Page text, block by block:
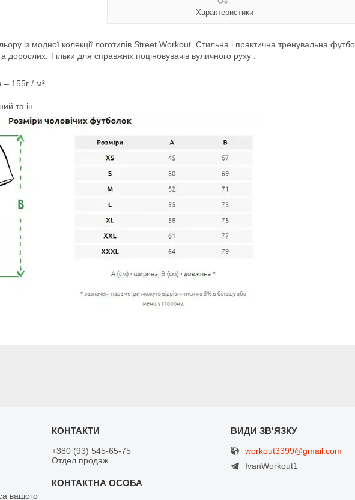
Характеристики
із модної колекції логотипів Street Workout. Стильна і практична тренувальна
Тільки для справжніх поціновувачів вуличного руху .
– 155г / м²
та ін.
вашого
+380 (93) 545-65-75
Отдел продаж
workout3399@gmail.com
IvanWorkout1